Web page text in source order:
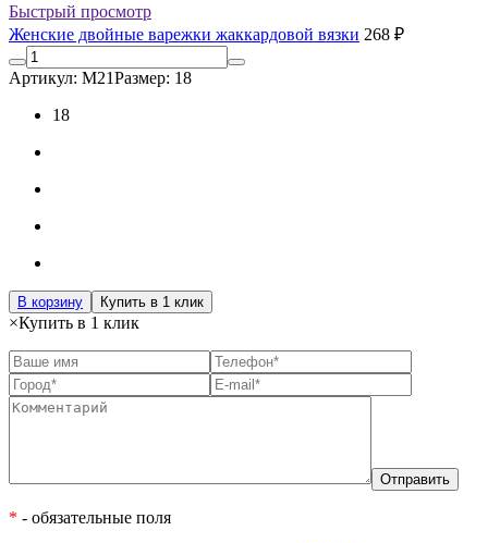
Быстрый просмотр
Женские двойные варежки жаккардовой вязки 268 ₽
Артикул: М21Размер: 18
18
В корзину Купить в 1 клик
×Купить в 1 клик
* - обязательные поля